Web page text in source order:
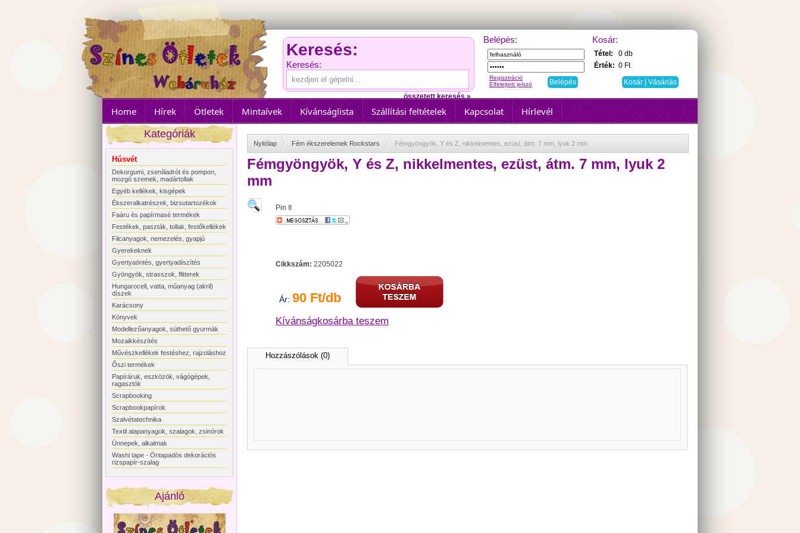
Keresés:
Keresés:
összetett keresés »
Belépés:
Regisztráció
Elfelejtett jelszó
Kosár:
Tétel:
0 db
Érték: 0 Ft
Kosár | Vásárlás
Home Hírek Ötletek Mintaívek Kívánságlista Szállítási feltételek Kapcsolat
Hírlevél
Kategóriák
Húsvét
Dekorgumi, zseníliadrót és pompon,
mozgó szemek, madártollak
Egyéb kellékek, kisgépek
Ékszeralkatrészek, bizsutartozékok
Faáru és papírmasé termékek
Festékek, paszták, tollak, festőkellékek
Filcanyagok, nemezelés, gyapjú
Gyerekeknek
Gyertyaöntés, gyertyadíszítés
Gyöngyök, strasszok, flitterek
Hungarocell, vatta, műanyag (akril)
díszek
Karácsony
Könyvek
Modellezőanyagok, süthető gyurmák
Mozaikkészítés
Művészkellékek festéshez, rajzoláshoz
Őszi termékek
Papíráruk, eszközök, vágógépek,
ragasztók
Scrapbooking
Scrapbookpapírok
Szalvétatechnika
Textil alapanyagok, szalagok, zsinórok
Ünnepek, alkalmak
Washi tape - Öntapadós dekorációs
rizspapír-szalag
Ajánló
Nyitólap Fém ékszerelemek Rockstars Fémgyöngyök, Y és Z, nikkelmentes, ezüst, átm. 7 mm, lyuk 2 mm
Fémgyöngyök, Y és Z, nikkelmentes, ezüst, átm. 7 mm, lyuk 2
mm
Pin It
Cikkszám: 2205022
Ár: 90 Ft/db
Kívánságkosárba teszem
Hozzászólások (0)